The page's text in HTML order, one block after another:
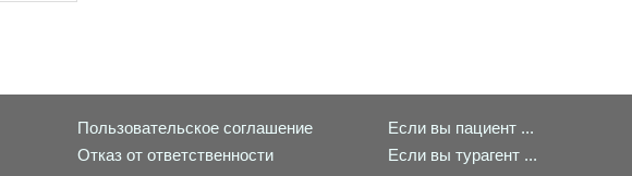
Пользовательское соглашение
Отказ от ответственности
Если вы пациент ...
Если вы турагент ...